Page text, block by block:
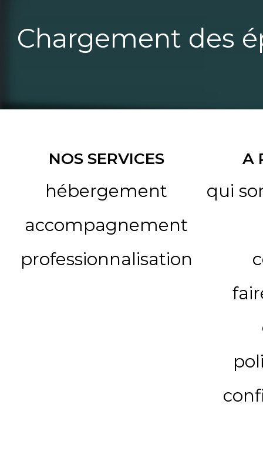
Chargement des
NOS SERVICES
hébergement
accompagnement
professionnalisation
A
qui